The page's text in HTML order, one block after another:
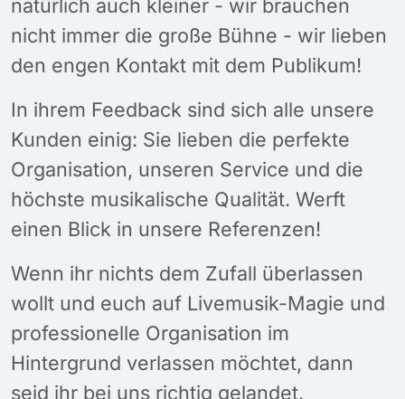
natürlich auch kleiner - wir brauchen
nicht immer die große Bühne - wir lieben
den engen Kontakt mit dem Publikum!
In ihrem Feedback sind sich alle unsere
Kunden einig: Sie lieben die perfekte
Organisation, unseren Service und die
höchste musikalische Qualität. Werft
einen Blick in unsere Referenzen!
Wenn ihr nichts dem Zufall überlassen
wollt und euch auf Livemusik-Magie und
professionelle Organisation im
Hintergrund verlassen möchtet, dann
seid ihr bei uns richtig gelandet.